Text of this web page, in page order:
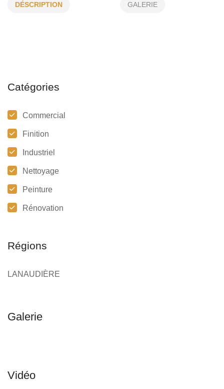
DÉSCRIPTION GALERIE
Catégories
Commercial
Finition
Industriel
Nettoyage
Peinture
Rénovation
Régions
LANAUDIÈRE